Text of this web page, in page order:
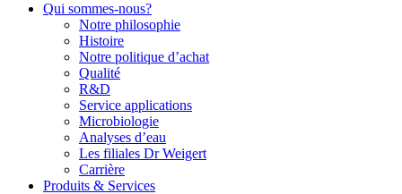
Qui sommes-nous?
Notre philosophie
Histoire
Notre politique d’achat
Qualité
R&D
Service applications
Microbiologie
Analyses d’eau
Les filiales Dr Weigert
Carrière
Produits & Services